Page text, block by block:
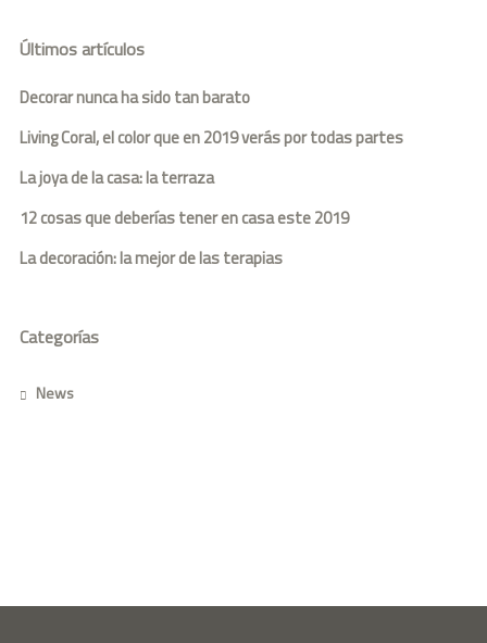
Últimos artículos
Decorar nunca ha sido tan barato
Living Coral, el color que en 2019 verás por todas partes
La joya de la casa: la terraza
12 cosas que deberías tener en casa este 2019
La decoración: la mejor de las terapias
Categorías
News